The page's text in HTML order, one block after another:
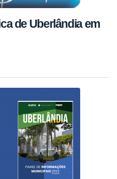
de Uberlândia em